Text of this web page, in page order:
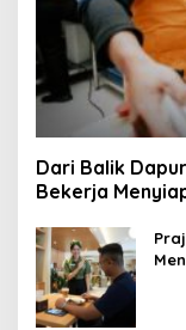
Dari Balik
Bekerja